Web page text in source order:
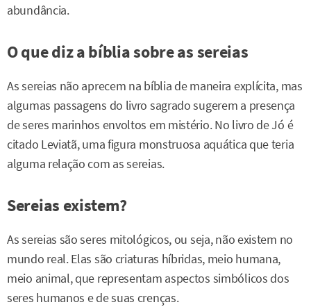
abundância.
O que diz a bíblia sobre as sereias
As sereias não aprecem na bíblia de maneira explícita, mas
algumas passagens do livro sagrado sugerem a presença
de seres marinhos envoltos em mistério. No livro de Jó é
citado Leviatã, uma figura monstruosa aquática que teria
alguma relação com as sereias.
Sereias existem?
As sereias são seres mitológicos, ou seja, não existem no
mundo real. Elas são criaturas híbridas, meio humana,
meio animal, que representam aspectos simbólicos dos
seres humanos e de suas crenças.